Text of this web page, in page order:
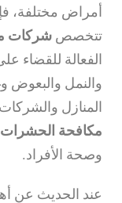
أمراض مختلفة،
تتخصص شركات
الفعالة للقضاء
والنمل والبعوض
المنازل
مكافحة الحشرات
وصحة الأفراد.
عند الحديث عن